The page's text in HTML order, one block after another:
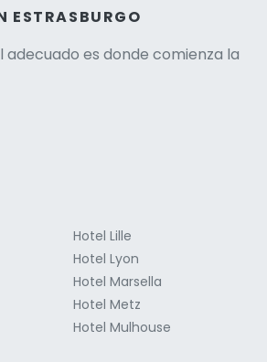
ESTRASBURGO
adecuado es donde comienza la
Hotel Lille
Hotel Lyon
Hotel Marsella
Hotel Metz
Hotel Mulhouse